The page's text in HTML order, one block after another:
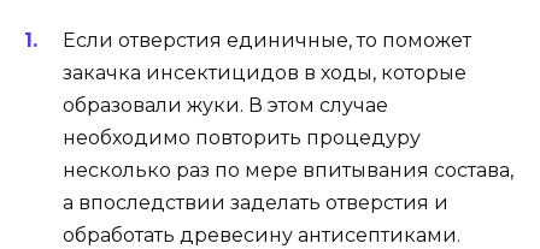
Если отверстия единичные, то поможет
закачка инсектицидов в ходы, которые
образовали жуки. В этом случае
необходимо повторить процедуру
несколько раз по мере впитывания состава,
а впоследствии заделать отверстия и
обработать древесину антисептиками.